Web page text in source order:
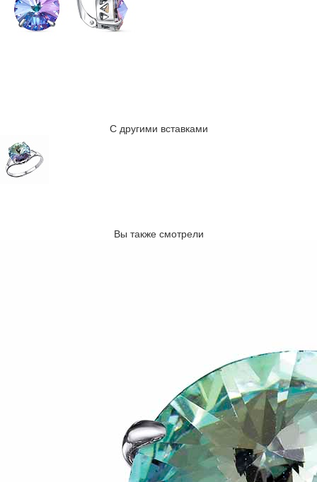
С другими вставками
Вы также смотрели